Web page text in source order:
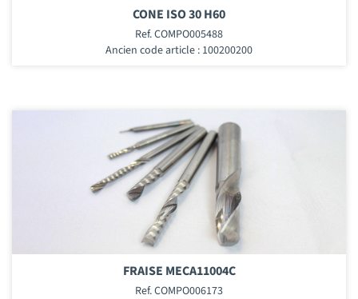
CONE ISO 30 H60
Ref. COMPO005488
Ancien code article : 100200200
FRAISE MECA11004C
Ref. COMPO006173